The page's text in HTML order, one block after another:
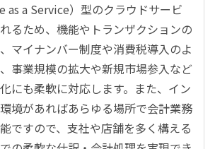
as a Service）型のクラウドサービ
るため、機能やトランザクションの
マイナンバー制度や消費税導入のよ
事業規模の拡大や新規市場参入など
にも柔軟に対応します。また、イン
境があればあらゆる場所で会計業務
ですので、支社や店舗を多く構える